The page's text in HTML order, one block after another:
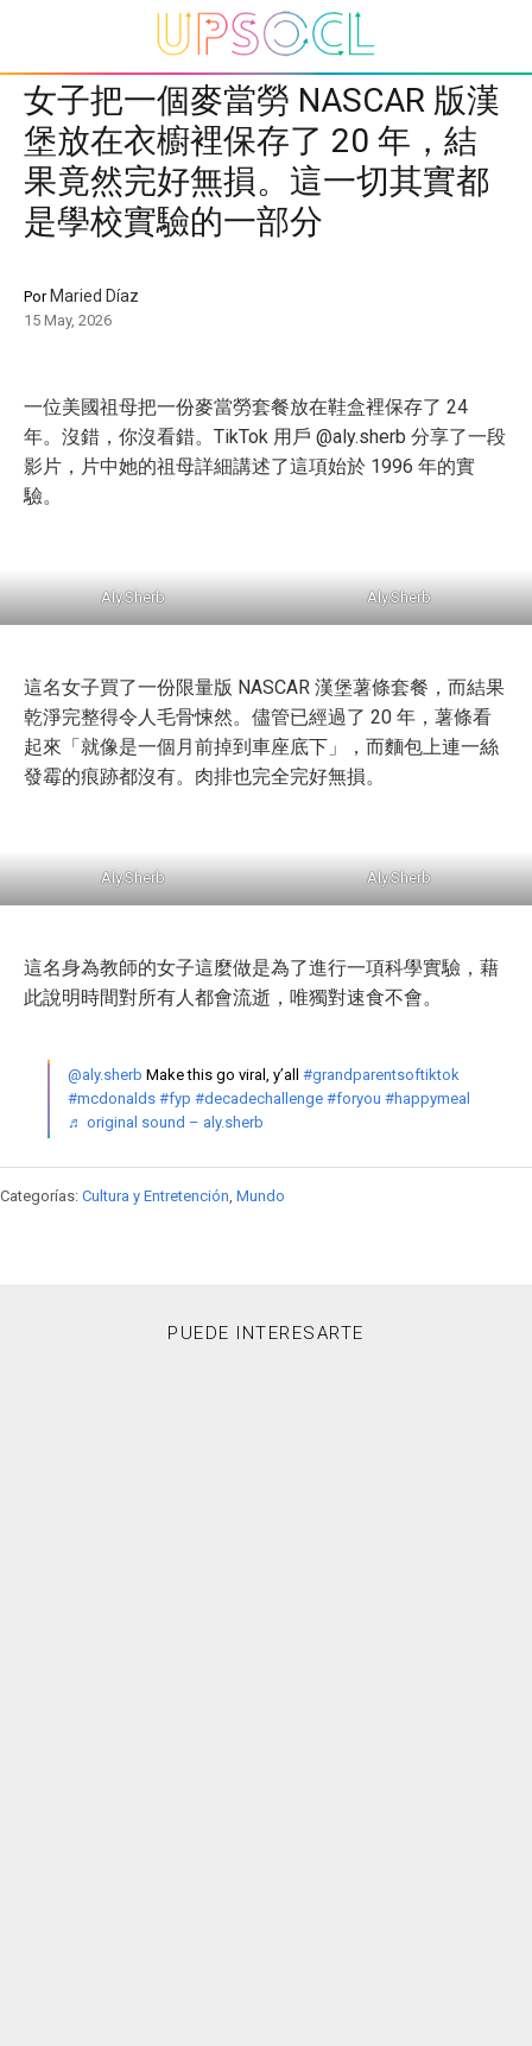
女子把一個麥當勞 NASCAR 版漢
堡放在衣櫥裡保存了 20 年，結
果竟然完好無損。這一切其實都
是學校實驗的一部分
Por Maried Díaz
15 May, 2026
一位美國祖母把一份麥當勞套餐放在鞋盒裡保存了 24
年。沒錯，你沒看錯。TikTok 用戶 @aly.sherb 分享了一段
影片，片中她的祖母詳細講述了這項始於 1996 年的實
驗。
Aly.Sherb Aly.Sherb
這名女子買了一份限量版 NASCAR 漢堡薯條套餐，而結果
乾淨完整得令人毛骨悚然。儘管已經過了 20 年，薯條看
起來「就像是一個月前掉到車座底下」，而麵包上連一絲
發霉的痕跡都沒有。肉排也完全完好無損。
Aly.Sherb Aly.Sherb
這名身為教師的女子這麼做是為了進行一項科學實驗，藉
此說明時間對所有人都會流逝，唯獨對速食不會。
@aly.sherb Make this go viral, y’all #grandparentsoftiktok
#mcdonalds #fyp #decadechallenge #foryou #happymeal
♬ original sound – aly.sherb
Categorías: Cultura y Entretención Mundo
PUEDE INTERESARTE